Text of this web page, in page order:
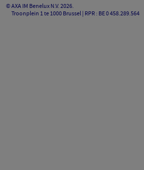
©AXA IM Benelux N.V.2026.
Troonplein 1 te 1000 Brussel | RPR : BE 0 458.289.564